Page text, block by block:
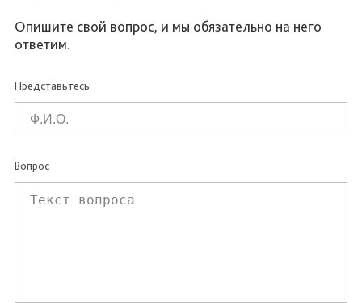
Опишите свой вопрос, и мы обязательно на него
ответим.
Представьтесь
Вопрос